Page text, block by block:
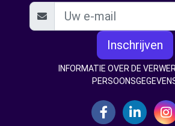
Inschrijven
INFORMATIE OVER DE